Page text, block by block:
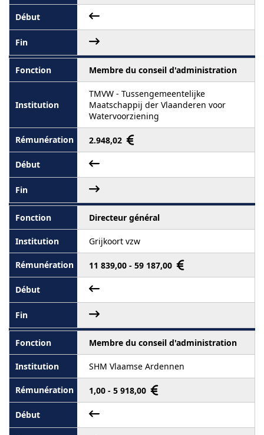
Membre du conseil d'administration
TMVW - Tussengemeentelijke
Maatschappij der Vlaanderen voor
Watervoorziening
2.948,02
Directeur général
Grijkoort vzw
11 839,00 - 59 187,00
Membre du conseil d'administration
SHM Vlaamse Ardennen
1,00 - 5 918,00